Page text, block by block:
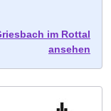
im Rottal
ansehen